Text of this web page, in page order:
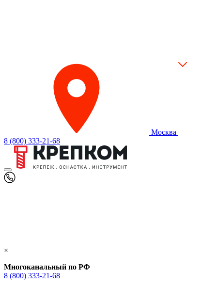
Москва
8 (800) 333-21-68
×
Многоканальный по РФ
8 (800) 333‑21-68